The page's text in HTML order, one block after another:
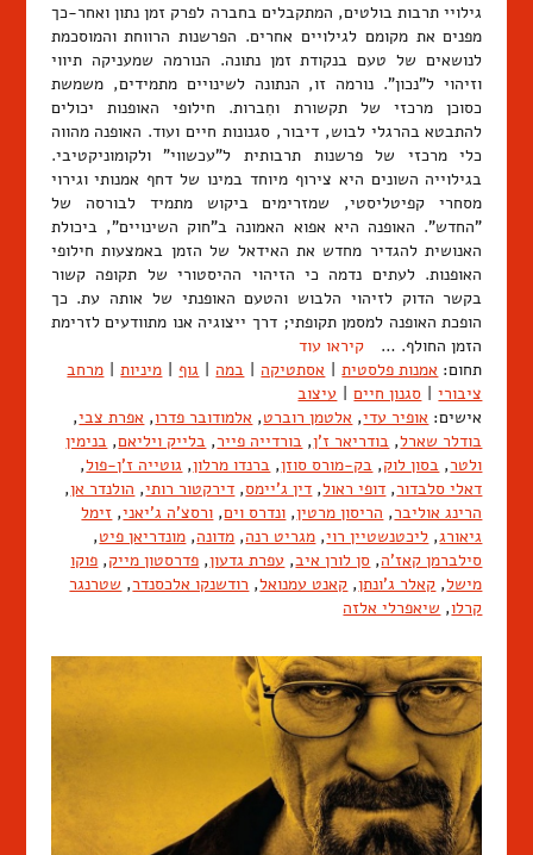
גילויי תרבות בולטים, המתקבלים בחברה לפרק זמן נתון ואחר-כך
מפנים את מקומם לגילויים אחרים. הפרשנות הרווחת והמוסכמת
לנושאים של טעם בנקודת זמן נתונה. הנורמה שמעניקה תיווי
וזיהוי ל"נכון". נורמה זו, הנתונה לשינויים מתמידים, משמשת
כסוכן מרכזי של תקשורת וחִברות. חילופי האופנות יכולים
להתבטא בהרגלי לבוש, דיבור, סגנונות חיים ועוד. האופנה מהווה
כלי מרכזי של פרשנות תרבותית ל"עכשווי" ולקומוניקטיבי.
בגילוייה השונים היא צירוף מיוחד במינו של דחף אמנותי וגירוי
מסחרי קפיטליסטי, שמזרימים ביקוש מתמיד לבורסה של
"החדש". האופנה היא אפוא האמונה ב"חוק השינויים", ביכולת
האנושית להגדיר מחדש את האידאל של הזמן באמצעות חילופי
האופנות. לעתים נדמה כי הזיהוי ההיסטורי של תקופה קשור
בקשר הדוק לזיהוי הלבוש והטעם האופנתי של אותה עת. כך
הופכת האופנה למסמן תקופתי; דרך ייצוגיה אנו מתוודעים לזרימת
הזמן החולף. … קיראו עוד
תחום: אמנות פלסטית אסתטיקה במה גוף מיניות
מרחב
ציבורי
סגנון חיים
עיצוב
אישים: אופיר עדי, אלטמן רוברט, אלמודובר פדרו, אפרת צבי,
בודלר שארל, בודריאר ז'ן, בורדייה פייר, בלייק ויליאם, בנימין
ולטר, בסון לוק, בק-מורס סוזן, ברנדו מרלון, גוטייה ז'ן-פול,
דאלי סלבדור, דופי ראול, דין ג'יימס, דירקטור רותי, הולנדר אן,
הרינג אוליבר, הריסון מרטין, ונדרס וים, ורסצ'ה ג'יאני, זימל
גיאורג, ליכטנשטיין רוי, מגריט רנה, מדונה, מונדריאן פיט,
סילברמן קאז'ה, סן לורן איב, עפרת גדעון, פדרסטון מייק, פוקו
מישל, קאלר ג'ונתן, קאנט עמנואל, רודשנקו אלכסנדר, שטרנגר
קרלו, שיאפרלי אלזה